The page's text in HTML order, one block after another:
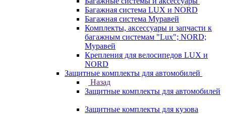
Багажная система LUX и NORD
Багажная система Муравей
Комплекты, аксессуары и запчасти к
багажным системам "Lux"; NORD;
Муравей
Крепления для велосипедов LUX и
NORD
Защитные комплекты для автомобилей
Назад
Защитные комплекты для автомобилей
Защитные комплекты для кузова